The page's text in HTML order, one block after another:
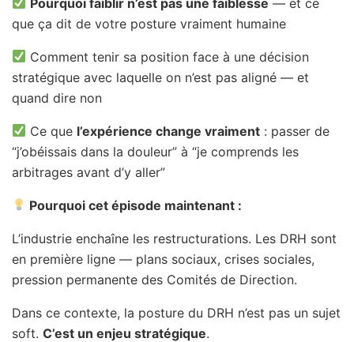
que ça dit de votre posture vraiment humaine
Comment tenir sa position face à une décision
stratégique avec laquelle on n’est pas aligné — et
quand dire non
Ce que l’expérience change vraiment : passer de
“j’obéissais dans la douleur” à “je comprends les
arbitrages avant d’y aller”
Pourquoi cet épisode maintenant :
L’industrie enchaîne les restructurations. Les DRH sont
en première ligne — plans sociaux, crises sociales,
pression permanente des Comités de Direction.
Dans ce contexte, la posture du DRH n’est pas un sujet
soft. C’est un enjeu stratégique.